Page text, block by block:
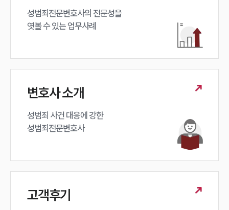
성범죄전문변호사의 전문성을
엿볼 수 있는 업무사례
변호사 소개
성범죄 사건 대응에 강한
성범죄전문변호사
고객후기